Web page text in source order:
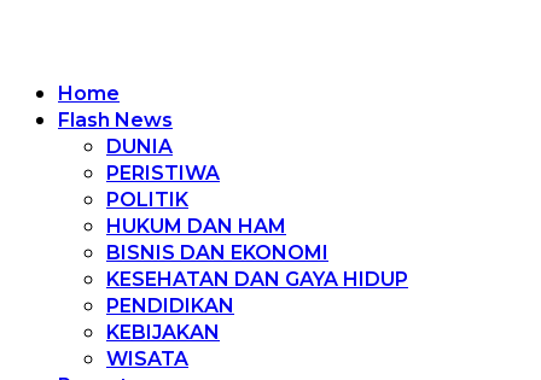
Home
Flash News
DUNIA
PERISTIWA
POLITIK
HUKUM DAN HAM
BISNIS DAN EKONOMI
KESEHATAN DAN GAYA HIDUP
PENDIDIKAN
KEBIJAKAN
WISATA